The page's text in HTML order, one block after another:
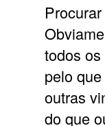
todos
pelo
outras
do que